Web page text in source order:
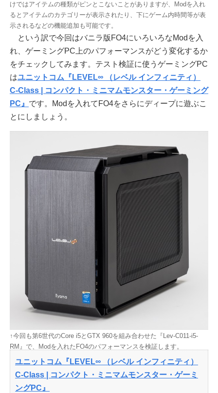
けではアイテムの種類がピンとこないことがありますが、Modを入れ
るとアイテムのカテゴリーが表示されたり、下にゲーム内時間等が表
示されるなどの機能追加も可能です。
という訳で今回はバニラ版FO4にいろいろなModを入
れ、ゲーミングPC上のパフォーマンスがどう変化するか
をチェックしてみます。テスト検証に使うゲーミングPC
はユニットコム『LEVEL∞ （レベル インフィニティ）
C-Class | コンパクト・ミニマムモンスター・ゲーミング
PC』 です。Modを入れてFO4をさらにディープに遊ぶこ
とにしましょう。
↑今回も第6世代のCore i5とGTX 960を組み合わせた『Lev-C011-i5-
RM』で、Modを入れたFO4のパフォーマンスを検証します。
ユニットコム『LEVEL∞ （レベル インフィニティ）
C-Class | コンパクト・ミニマムモンスター・ゲーミ
ングPC』